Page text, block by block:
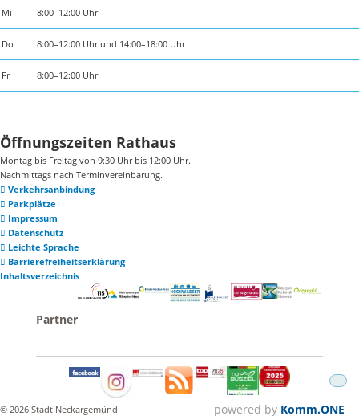
Mi 8:00–12:00 Uhr
Do 8:00–12:00 Uhr und 14:00–18:00 Uhr
Fr 8:00–12:00 Uhr
Öffnungszeiten Rathaus
Montag bis Freitag von 9:30 Uhr bis 12:00 Uhr.
Nachmittags nach Terminvereinbarung.
Verkehrsanbindung
Parkplätze
Impressum
Datenschutz
Leichte Sprache
Barrierefreiheitserklärung
Inhaltsverzeichnis
© 2026 Stadt Neckargemünd powered by Komm.ONE